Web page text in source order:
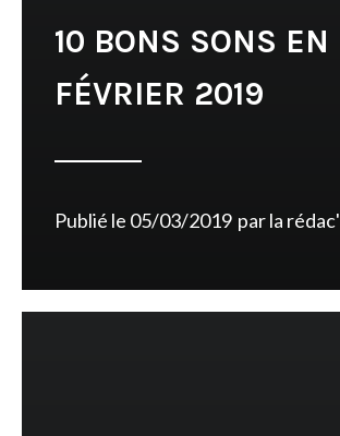
10 BONS SONS EN
FÉVRIER 2019
Publié le 05/03/2019 parla rédac'